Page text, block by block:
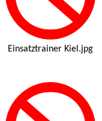
Einsatztrainer Kiel.jpg